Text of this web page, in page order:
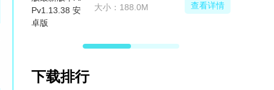
大小：105.8M 查看详情
下载排行